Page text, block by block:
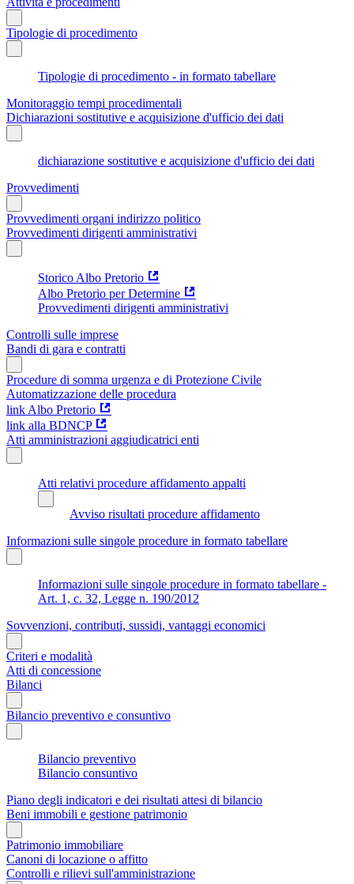
Tipologie di procedimento
Tipologie di procedimento - in formato tabellare
Monitoraggio tempi procedimentali
Dichiarazioni sostitutive e acquisizione d'ufficio dei dati
dichiarazione sostitutive e acquisizione d'ufficio dei dati
Provvedimenti
Provvedimenti organi indirizzo politico
Provvedimenti dirigenti amministrativi
Storico Albo Pretorio
Albo Pretorio per Determine
Provvedimenti dirigenti amministrativi
Controlli sulle imprese
Bandi di gara e contratti
Procedure di somma urgenza e di Protezione Civile
Automatizzazione delle procedura
link Albo Pretorio
link alla BDNCP
Atti amministrazioni aggiudicatrici enti
Atti relativi procedure affidamento appalti
Avviso risultati procedure affidamento
Informazioni sulle singole procedure in formato tabellare
Informazioni sulle singole procedure in formato tabellare -
Art. 1, c. 32, Legge n. 190/2012
Sovvenzioni, contributi, sussidi, vantaggi economici
Criteri e modalità
Atti di concessione
Bilanci
Bilancio preventivo e consuntivo
Bilancio preventivo
Bilancio consuntivo
Piano degli indicatori e dei risultati attesi di bilancio
Beni immobili e gestione patrimonio
Patrimonio immobiliare
Canoni di locazione o affitto
Controlli e rilievi sull'amministrazione